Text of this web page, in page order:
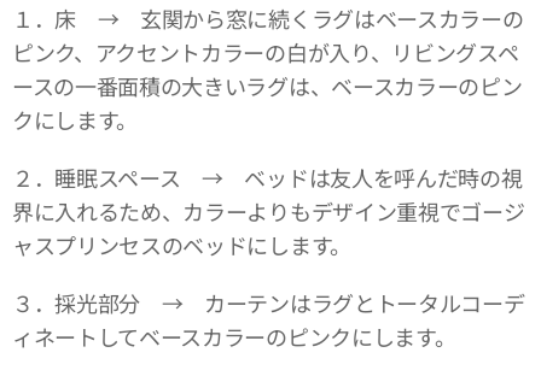
１．床 → 玄関から窓に続くラグはベースカラーの
ピンク、アクセントカラーの白が入り、リビングスペ
ースの一番面積の大きいラグは、ベースカラーのピン
クにします。
２．睡眠スペース → ベッドは友人を呼んだ時の視
界に入れるため、カラーよりもデザイン重視でゴージ
ャスプリンセスのベッドにします。
３．採光部分 → カーテンはラグとトータルコーデ
ィネートしてベースカラーのピンクにします。